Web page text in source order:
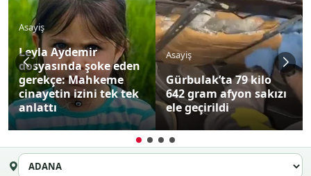
Asayiş
Leyla Aydemir
dosyasında şoke eden
gerekçe: Mahkeme
cinayetin izini tek tek
anlattı
Asayiş
Gürbulak’ta 79 kilo
642 gram afyon sakızı
ele geçirildi